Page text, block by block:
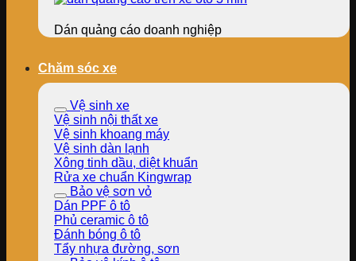
Dán quảng cáo doanh nghiệp
Chăm sóc xe
Vệ sinh xe
Vệ sinh nội thất xe
Vệ sinh khoang máy
Vệ sinh dàn lạnh
Xông tinh dầu, diệt khuẩn
Rửa xe chuẩn Kingwrap
Bảo vệ sơn vỏ
Dán PPF ô tô
Phủ ceramic ô tô
Đánh bóng ô tô
Tẩy nhựa đường, sơn